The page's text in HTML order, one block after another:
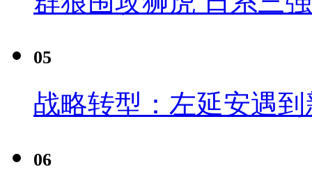
05
战略转型：左延安遇
06